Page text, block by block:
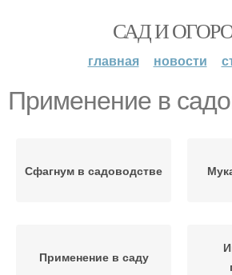
САД И
главная новости
Применение в
Сфагнум в садоводстве
Применение в саду